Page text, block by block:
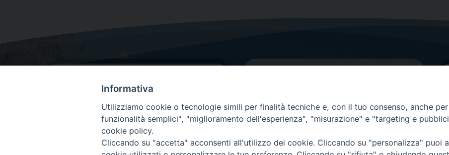
Dove siamo
Via Lorenzo Da Ponte, 116
Contatti principali
Tel.0438 9481| fax0438 948214
Informativa
Utilizziamo cookie o tecnologie simili per finalità tecniche e, con il tuo consenso, anche
funzionalità semplici", "miglioramento dell'esperienza", "misurazione" e "targeting e
cookie policy.
Cliccando su "accetta" acconsenti all'utilizzo dei cookie. Cliccando su "personalizza" puoi